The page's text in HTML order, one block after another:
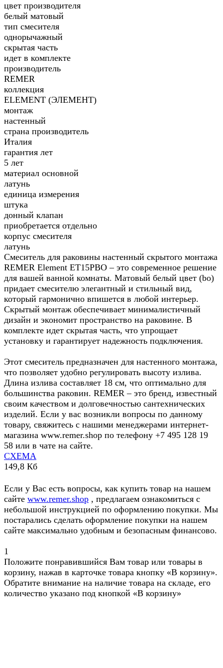
цвет производителя
белый матовый
тип смесителя
однорычажный
скрытая часть
идет в комплекте
производитель
REMER
коллекция
ELEMENT (ЭЛЕМЕНТ)
монтаж
настенный
страна производитель
Италия
гарантия лет
5 лет
материал основной
латунь
единица измерения
штука
донный клапан
приобретается отдельно
корпус смесителя
латунь
Смеситель для раковины настенный скрытого монтажа
REMER Element ET15PBO – это современное решение
для вашей ванной комнаты. Матовый белый цвет (bo)
придает смесителю элегантный и стильный вид,
который гармонично впишется в любой интерьер.
Скрытый монтаж обеспечивает минималистичный
дизайн и экономит пространство на раковине. В
комплекте идет скрытая часть, что упрощает
установку и гарантирует надежность подключения.
Этот смеситель предназначен для настенного монтажа,
что позволяет удобно регулировать высоту излива.
Длина излива составляет 18 см, что оптимально для
большинства раковин. REMER – это бренд, известный
своим качеством и долговечностью сантехнических
изделий. Если у вас возникли вопросы по данному
товару, свяжитесь с нашими менеджерами интернет-
магазина www.remer.shop по телефону +7 495 128 19
58 или в чате на сайте.
СХЕМА
149,8 Кб
Если у Вас есть вопросы, как купить товар на нашем
сайте www.remer.shop , предлагаем ознакомиться с
небольшой инструкцией по оформлению покупки. Мы
постарались сделать оформление покупки на нашем
сайте максимально удобным и безопасным финансово.
1
Положите понравившийся Вам товар или товары в
корзину, нажав в карточке товара кнопку «В корзину».
Обратите внимание на наличие товара на складе, его
количество указано под кнопкой «В корзину»